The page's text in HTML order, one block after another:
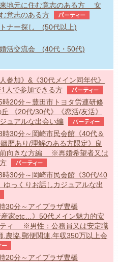
地元に住む意志のある方 女
意志のある方
パーティー
ナー探し (50代以上)
活交流会 (40代・50代)
参加》&《30代メイン同年代》
人で参加できる方
パーティー
20分～豊田市トヨタ労連研修
《20代/30代》《恋活/友活》
ュアルな出会い編
パーティー
30分～岡崎市民会館《40代＆
歴あり/理解のある方限定》良
前向きな方編 ※再婚希望者又は
パーティー
時30分～岡崎市民会館《30代/40
ゆっくりお話しカジュアルな出
30分～アイプラザ豊橋
家etc…》50代メイン魅力的安
ティ ※男性：公務員又は安定職
.農協.郵便関連.年収350万以上会
ー
20分～アイプラザ豊橋